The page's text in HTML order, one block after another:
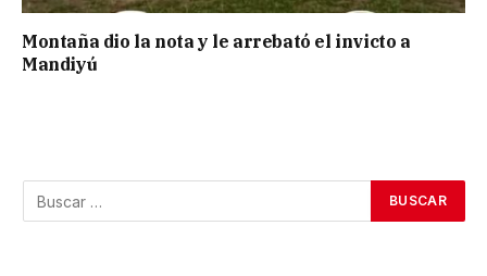
Montaña dio la nota y le arrebató el invicto a
Mandiyú